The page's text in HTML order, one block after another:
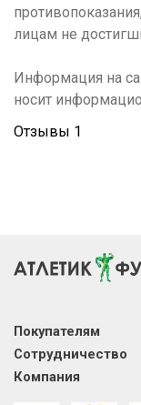
лицам не
Информация на
носит
Отзывы 1
Покупателям
Сотрудничество
Компания